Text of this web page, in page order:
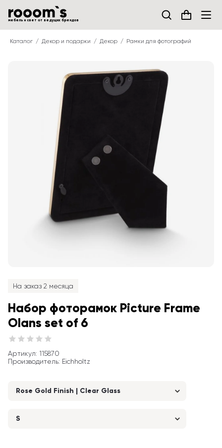
мебель и свет от ведущих брендов
Каталог Декор и подарки Декор Рамки для фотографий
На заказ 2 месяца
Набор фоторамок Picture Frame
Olans set of 6
Артикул: 115870
Производитель: Eichholtz
Rose Gold Finish | Clear Glass
S